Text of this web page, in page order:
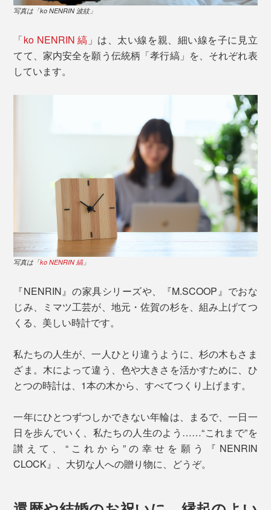
写真は「ko NENRIN 波紋」
「ko NENRIN 縞 」は、太い線を親、細い線を子に見立
てて、家内安全を願う伝統柄「孝行縞」を、それぞれ表
しています。
写真は「ko NENRIN 縞」
『NENRIN』の家具シリーズや、『M.SCOOP』でおな
じみ、ミマツ工芸が、地元・佐賀の杉を、組み上げてつ
くる、美しい時計です。
私たちの人生が、一人ひとり違うように、杉の木もさま
ざま。木によって違う、色や大きさを活かすために、ひ
とつの時計は、1本の木から、すべてつくり上げます。
一年にひとつずつしかできない年輪は、まるで、一日一
日を歩んでいく、私たちの人生のよう……“これまで”を
讃えて、“これから”の幸せを願う『NENRIN
CLOCK』、大切な人への贈り物に、どうぞ。